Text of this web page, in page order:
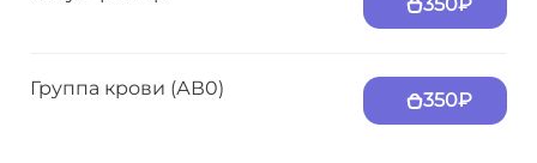
350₽
Группа крови (АВ0)
350₽